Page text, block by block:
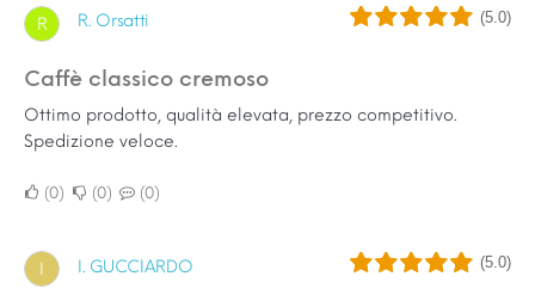
R R. Orsatti (5.0)
Caffè classico cremoso
Ottimo prodotto, qualità elevata, prezzo competitivo.
Spedizione veloce.
0 0 0
I I. GUCCIARDO (5.0)